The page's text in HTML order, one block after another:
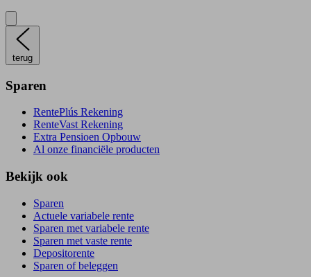
terug
Sparen
RentePlús Rekening
RenteVast Rekening
Extra Pensioen Opbouw
Al onze financiële producten
Bekijk ook
Sparen
Actuele variabele rente
Sparen met variabele rente
Sparen met vaste rente
Depositorente
Sparen of beleggen